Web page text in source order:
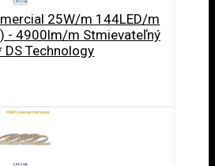
25W/m 144LED/m
- 4900lm/m Stmievateľný
Technology